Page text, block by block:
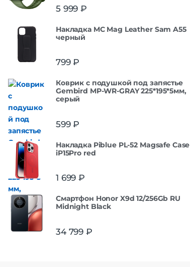
5 999 ₽
Накладка MC Mag Leather Sam A55
черный
799₽
Коврик с подушкой под запястье
Gembird MP-WR-GRAY 225*195*5мм,
серый
599₽
Накладка Piblue PL-52 Magsafe Case
iP15Pro red
1 699 ₽
Смартфон Honor X9d 12/256Gb RU
Midnight Black
34 799 ₽